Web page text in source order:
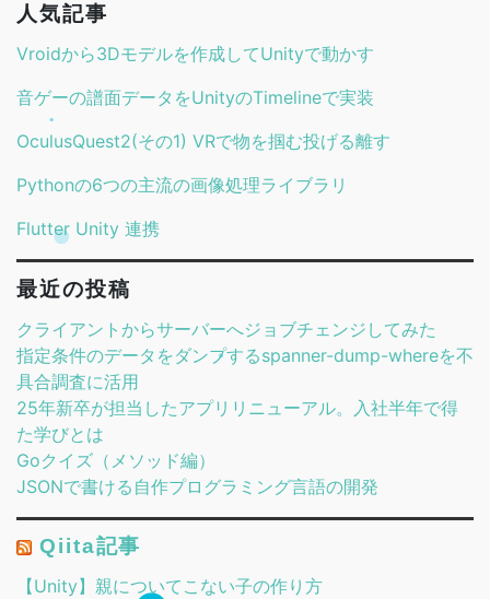
人気記事
Vroidから3Dモデルを作成してUnityで動かす
音ゲーの譜面データをUnityのTimelineで実装
OculusQuest2(その1) VRで物を掴む投げる離す
Pythonの6つの主流の画像処理ライブラリ
Flutter Unity 連携
最近の投稿
クライアントからサーバーへジョブチェンジしてみた
指定条件のデータをダンプするspanner-dump-whereを不
具合調査に活用
25年新卒が担当したアプリリニューアル。入社半年で得
た学びとは
Goクイズ（メソッド編）
JSONで書ける自作プログラミング言語の開発
Qiita記事
【Unity】親についてこない子の作り方